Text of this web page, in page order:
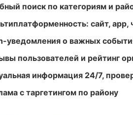
поиск по категориям и
сайт, app,
уведомления о важных
пользователей и рейтинг
информация 24/7,
с таргетингом по району